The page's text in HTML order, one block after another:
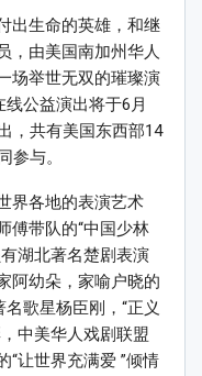
出生命的英雄，和继
，由美国南加州华人
场举世无双的璀璨演
线公益演出将于6月
，共有美国东西部14
参与。
界各地的表演艺术
傅带队的“中国少林
湖北著名楚剧表演
阿幼朵，家喻户晓的
歌星杨臣刚，“正义
中美华人戏剧联盟
“让世界充满爱 ”倾情